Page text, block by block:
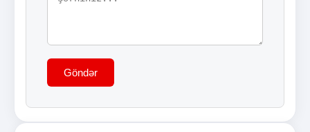
Göndər